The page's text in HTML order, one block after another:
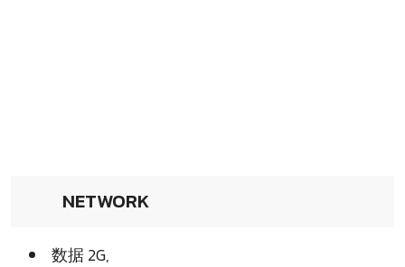
NETWORK
数据 2G,